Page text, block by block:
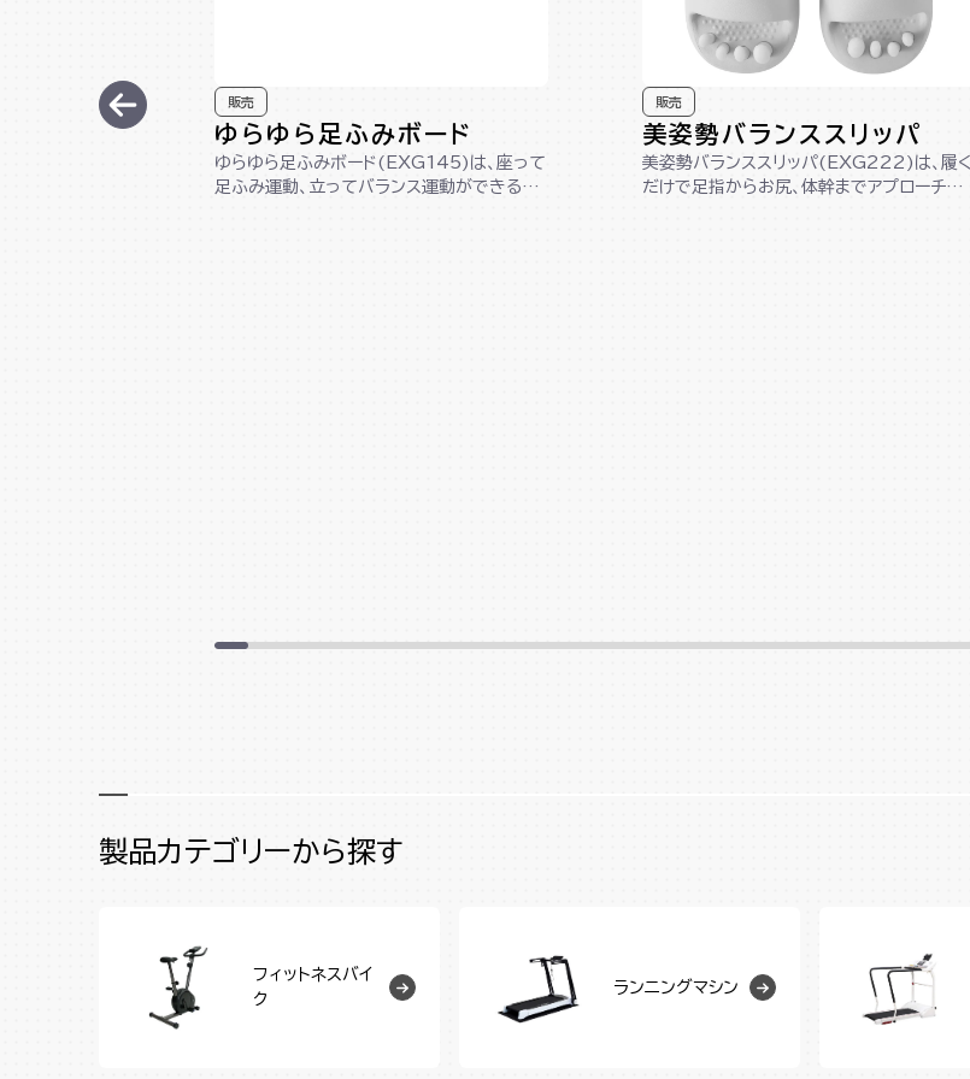
販売
ゆらゆら足ふみボード
ゆらゆら足ふみボード(EXG145)は、座って
足ふみ運動、立ってバランス運動ができる1
販売
美姿勢バランススリッパ
美姿勢バランススリッパ(EXG222)は、履く
だけで足指からお尻、体幹までアプローチし、
製品カテゴリーから探す
フィットネスバイ
ク
ランニングマシン